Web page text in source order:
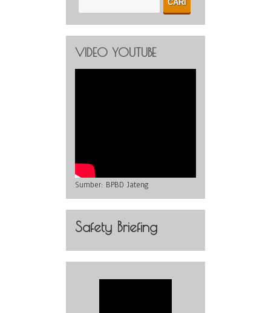
VIDEO YOUTUBE
Sumber: BPBD Jateng
Safety Briefing